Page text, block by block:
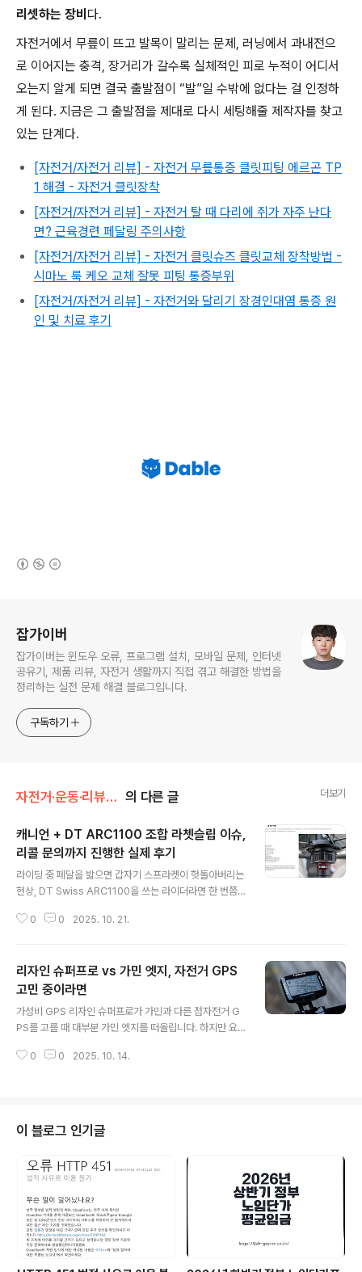
리셋하는 장비 다.
자전거에서 무릎이 뜨고 발목이 말리는 문제, 러닝에서 과내전으
로 이어지는 충격, 장거리가 갈수록 실체적인 피로 누적이 어디서
오는지 알게 되면 결국 출발점이 “발”일 수밖에 없다는 걸 인정하
게 된다. 지금은 그 출발점을 제대로 다시 세팅해줄 제작자를 찾고
있는 단계다.
[자전거/자전거 리뷰] - 자전거 무릎통증 클릿피팅 에르곤 TP
1 해결 - 자전거 클릿장착
[자전거/자전거 리뷰] - 자전거 탈 때 다리에 쥐가 자주 난다
면? 근육경련 페달링 주의사항
[자전거/자전거 리뷰] - 자전거 클릿슈즈 클릿교체 장착방법 -
시마노 룩 케오 교체 잘못 피팅 통증부위
[자전거/자전거 리뷰] - 자전거와 달리기 장경인대염 통증 원
인 및 치료 후기
잡가이버
잡가이버는 윈도우 오류, 프로그램 설치, 모바일 문제, 인터넷
공유기, 제품 리뷰, 자전거 생활까지 직접 겪고 해결한 방법을
정리하는 실전 문제 해결 블로그입니다.
구독하기
자전거·운동·리뷰/자전거 리뷰 의 다른 글 더보기
캐니언 + DT ARC1100 조합 라쳇슬립 이슈,
리콜 문의까지 진행한 실제 후기
라이딩 중 페달을 밟으면 갑자기 스프라켓이 헛돌아버리는
현상, DT Swiss ARC1100을 쓰는 라이더라면 한 번쯤
00 EXP 허브에서 똑같은 문제가 1년에 2~3번 간혈적으
거 케이덱스 사용 시에도 비슷한 라쳇슬립을 겪은 적이 있
었지만, 이번처럼 동일 패턴이 반복된 걸 보면 단순 우연이
라기보다 구조적인 특성이 명확히 드러난 케이스라 판단했
습니다.아직 제조사 측의 회신을 기다리고 있어 최종 조치
가 어떻게 될지는 조금 더 지켜봐야 하지만, 같은 휠셋 조합
을 쓰는 분들은 초기 증상이 감지되기 전에 미리 구조와 원
0 0 2025. 10. 21.
리자인 슈퍼프로 vs 가민 엣지, 자전거 GPS
고민 중이라면
가성비 GPS 리자인 슈퍼프로가 가민과 다른 점자전거 G
PS를 고를 때 대부분 가민 엣지를 떠올립니다. 하지만 요
대” 하는 이야기가 꽤 들리죠.모델명주요 특징 / 포지션배
지도 / 경로 reroute 등지도 보는 게 중요할 때 선택지SU
PER PRO GPS중상급 “가성비 + 기능 밸런스” 모델약 2
8시간흑백 지도 + 방향 안내센서 연동 완비, 경로 연동, 라
이브 트래킹 기능 포함너가 주로 다룬 모델MACRO PLU
앱..
0 0 2025. 10. 14.
이 블로그 인기글